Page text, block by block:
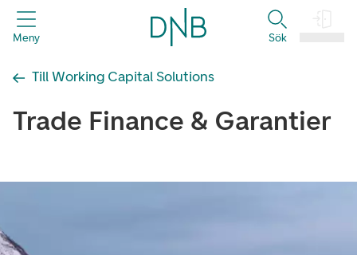
header.title
Meny Sök
Till Working Capital Solutions
Trade Finance & Garantier